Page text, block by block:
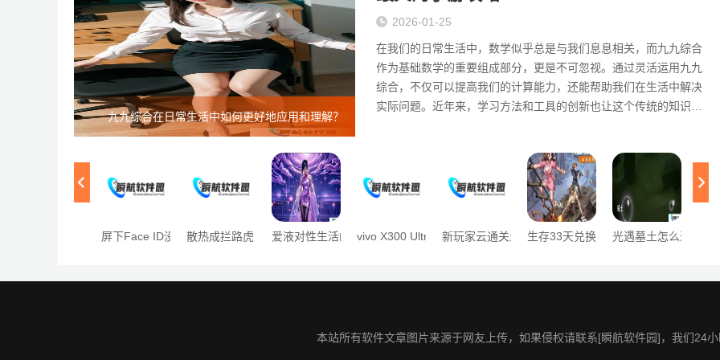
九九综合在日常生活中如何更好地应用和理解？
2026-01-25
在我们的日常生活中，数学似乎总是与我们息息相关，而九九综合
作为基础数学的重要组成部分，更是不可忽视。通过灵活运用九九
综合，不仅可以提高我们的计算能力，还能帮助我们在生活中解决
实际问题。近年来，学习方法和工具的创新也让这个传统的知识点
和实际应用，比如利用手机应用程序或在线平台进行
屏下Face ID没戏！iPhone 18 Pro继续“灵动岛”，2nm芯片与可变光圈成亮点
散热成拦路虎：SemiWiki 专家解析为何英特尔难以制造 iPhone 芯片
爱液对性生活的影响有哪些？如何提升体验？
vivo X300 Ultra主摄模组亮相：全球首发蓝图x索尼LYTIA-901传感器
新玩家云通关生化危机：观播代玩兴起引发体验深度之辩
生存33天兑换码大全 生存33天最新兑
光遇墓土怎么过关
本站所有软件文章图片来源于网友上传，如果侵权请联系[瞬航软件园]，我们24